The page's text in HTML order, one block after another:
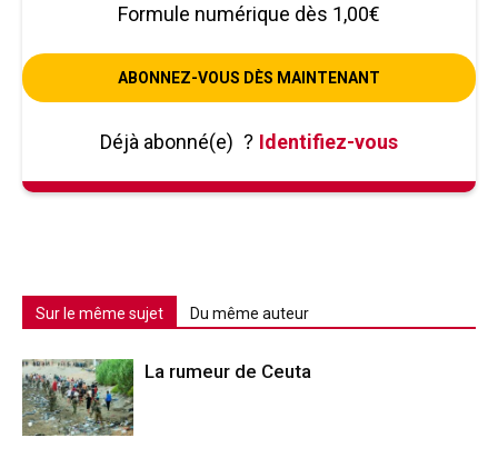
Formule numérique dès 1,00€
ABONNEZ-VOUS DÈS MAINTENANT
Déjà abonné(e) ? Identifiez-vous
Sur le même sujet Du même auteur
La rumeur de Ceuta